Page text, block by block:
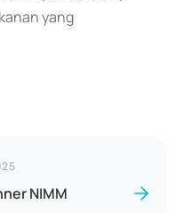
yang
NIMM